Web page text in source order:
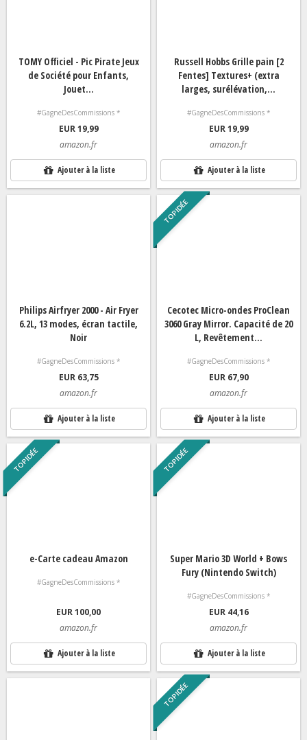
TOMY Officiel - Pic Pirate Jeux
de Société pour Enfants,
Jouet...
#GagneDesCommissions *
EUR 19,99
amazon.fr
Ajouter à la liste
Russell Hobbs Grille pain [2
Fentes] Textures+ (extra
larges, surélévation,...
#GagneDesCommissions *
EUR 19,99
amazon.fr
Ajouter à la liste
Philips Airfryer 2000 - Air Fryer
6.2L, 13 modes, écran tactile,
Noir
#GagneDesCommissions *
EUR 63,75
amazon.fr
Ajouter à la liste
TOP IDÉE
Cecotec Micro-ondes ProClean
3060 Gray Mirror. Capacité de 20
L, Revêtement...
#GagneDesCommissions *
EUR 67,90
amazon.fr
Ajouter à la liste
TOP IDÉE
e-Carte cadeau Amazon
#GagneDesCommissions *
EUR 100,00
amazon.fr
Ajouter à la liste
TOP IDÉE
Super Mario 3D World + Bows
Fury (Nintendo Switch)
#GagneDesCommissions *
EUR 44,16
amazon.fr
Ajouter à la liste
TOP IDÉE